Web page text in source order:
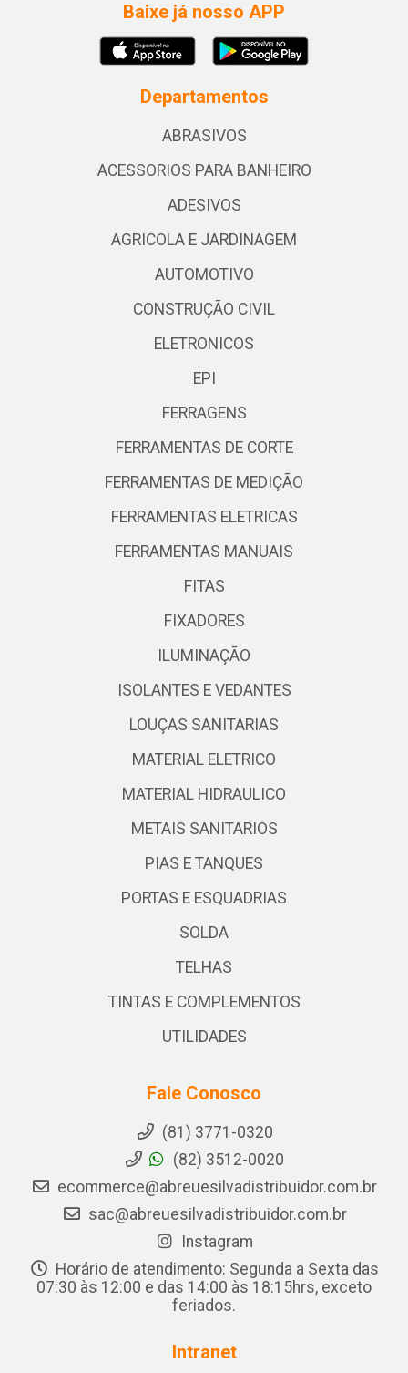
Baixe já nosso APP
Departamentos
ABRASIVOS
ACESSORIOS PARA BANHEIRO
ADESIVOS
AGRICOLA E JARDINAGEM
AUTOMOTIVO
CONSTRUÇÃO CIVIL
ELETRONICOS
EPI
FERRAGENS
FERRAMENTAS DE CORTE
FERRAMENTAS DE MEDIÇÃO
FERRAMENTAS ELETRICAS
FERRAMENTAS MANUAIS
FITAS
FIXADORES
ILUMINAÇÃO
ISOLANTES E VEDANTES
LOUÇAS SANITARIAS
MATERIAL ELETRICO
MATERIAL HIDRAULICO
METAIS SANITARIOS
PIAS E TANQUES
PORTAS E ESQUADRIAS
SOLDA
TELHAS
TINTAS E COMPLEMENTOS
UTILIDADES
Fale Conosco
(81) 3771-0320
(82) 3512-0020
ecommerce@abreuesilvadistribuidor.com.br
sac@abreuesilvadistribuidor.com.br
Instagram
Horário de atendimento: Segunda a Sexta das
07:30 às 12:00 e das 14:00 às 18:15hrs, exceto
feriados.
Intranet